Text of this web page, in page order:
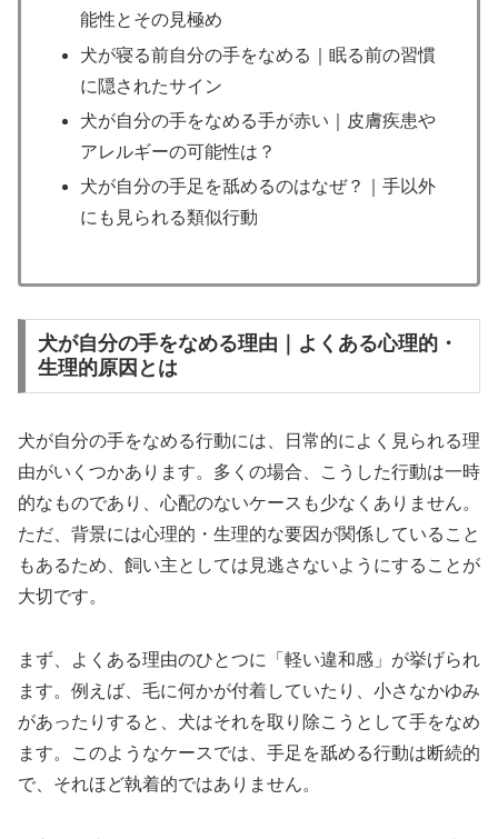
能性とその見極め
犬が寝る前自分の手をなめる｜眠る前の習慣
に隠されたサイン
犬が自分の手をなめる手が赤い｜皮膚疾患や
アレルギーの可能性は？
犬が自分の手足を舐めるのはなぜ？｜手以外
にも見られる類似行動
犬が自分の手をなめる理由｜よくある心理的・
生理的原因とは
犬が自分の手をなめる行動には、日常的によく見られる理
由がいくつかあります。多くの場合、こうした行動は一時
的なものであり、心配のないケースも少なくありません。
ただ、背景には心理的・生理的な要因が関係していること
もあるため、飼い主としては見逃さないようにすることが
大切です。
まず、よくある理由のひとつに「軽い違和感」が挙げられ
ます。例えば、毛に何かが付着していたり、小さなかゆみ
があったりすると、犬はそれを取り除こうとして手をなめ
ます。このようなケースでは、手足を舐める行動は断続的
で、それほど執着的ではありません。